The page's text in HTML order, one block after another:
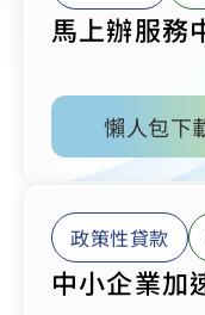
馬上辦服
懶人包下
政策性貸款
中小企業加